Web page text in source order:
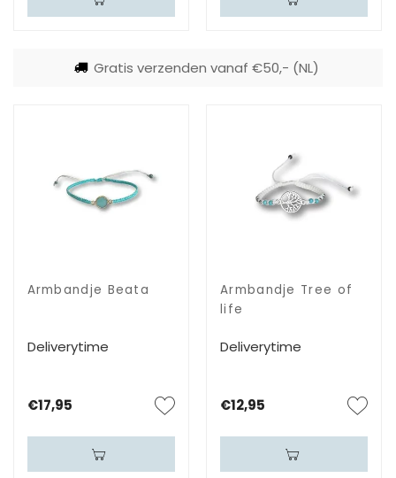
Gratis verzenden vanaf €50,- (NL)
Armbandje Beata
Deliverytime
€17,95
Armbandje Tree of
life
Deliverytime
€12,95